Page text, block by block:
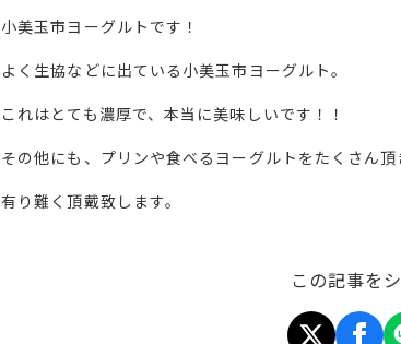
小美玉市ヨーグルトです！
よく生協などに出ている小美玉市ヨーグルト。
これはとても濃厚で、本当に美味しいです！！
その他にも、プリンや食べるヨーグルトをたくさん頂
有り難く頂戴致します。
この記事を